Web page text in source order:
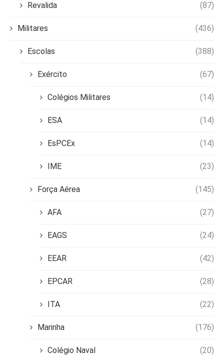
Revalida (87)
Militares (436)
Escolas (388)
Exército (67)
Colégios Militares (14)
ESA (14)
EsPCEx (14)
IME (23)
Força Aérea (145)
AFA (27)
EAGS (24)
EEAR (42)
EPCAR (28)
ITA (22)
Marinha (176)
Colégio Naval (20)